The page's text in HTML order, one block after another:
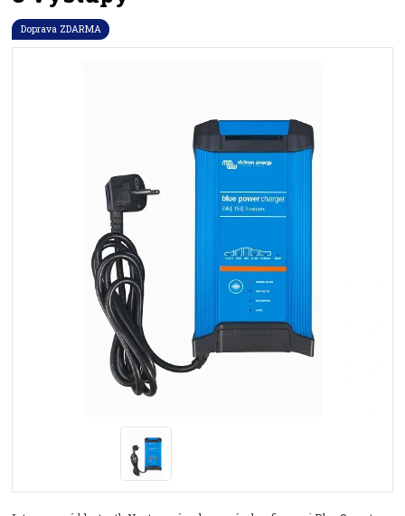
Doprava ZDARMA